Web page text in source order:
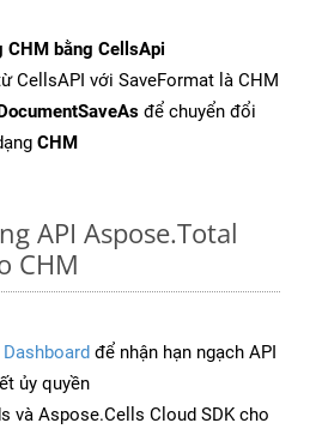
CHM bằng CellsApi
CellsAPI với SaveFormat là CHM
để chuyển đổi
CHM
API Aspose.Total
CHM
Dashboard để nhận hạn ngạch API
ủy quyền
và Aspose.Cells Cloud SDK cho